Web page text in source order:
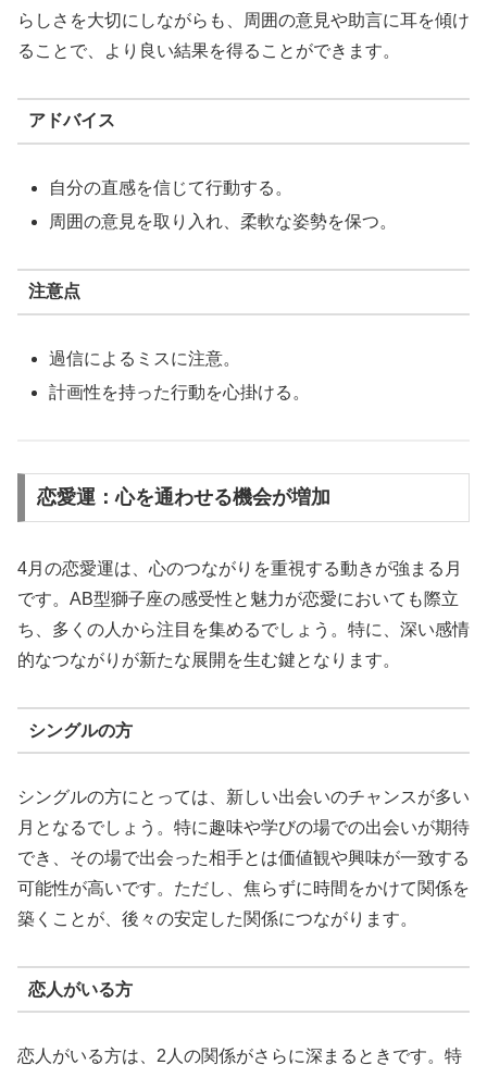
らしさを大切にしながらも、周囲の意見や助言に耳を傾け
ることで、より良い結果を得ることができます。
アドバイス
自分の直感を信じて行動する。
周囲の意見を取り入れ、柔軟な姿勢を保つ。
注意点
過信によるミスに注意。
計画性を持った行動を心掛ける。
恋愛運：心を通わせる機会が増加
4月の恋愛運は、心のつながりを重視する動きが強まる月
です。AB型獅子座の感受性と魅力が恋愛においても際立
ち、多くの人から注目を集めるでしょう。特に、深い感情
的なつながりが新たな展開を生む鍵となります。
シングルの方
シングルの方にとっては、新しい出会いのチャンスが多い
月となるでしょう。特に趣味や学びの場での出会いが期待
でき、その場で出会った相手とは価値観や興味が一致する
可能性が高いです。ただし、焦らずに時間をかけて関係を
築くことが、後々の安定した関係につながります。
恋人がいる方
恋人がいる方は、2人の関係がさらに深まるときです。特